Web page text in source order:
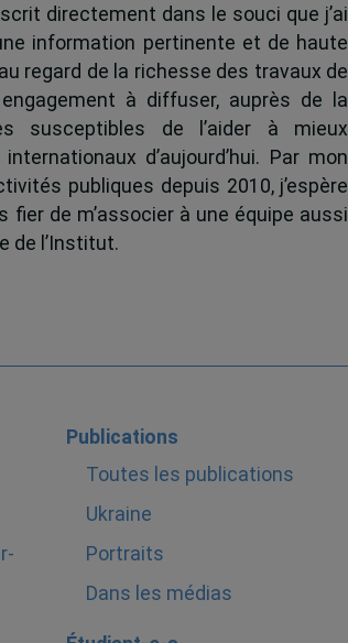
directement dans le souci que j’ai
information pertinente et de haute
regard de la richesse des travaux de
à diffuser, auprès de la
susceptibles de l’aider à mieux
d’aujourd’hui. Par mon
publiques depuis 2010, j’espère
de m’associer à une équipe aussi
de l’Institut.
Publications
Toutes les publications
Ukraine
Portraits
Dans les médias